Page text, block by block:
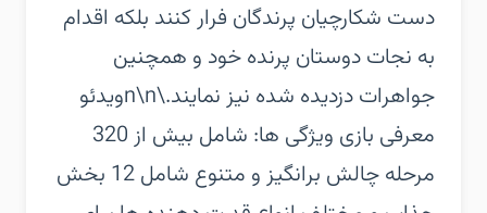
دست شکارچیان پرندگان فرار کنند بلکه اقدام
به نجات دوستان پرنده خود و همچنین
جواهرات دزدیده شده نیز نمایند.\n\nویدئو
معرفی بازی‏ ویژگی ها:‏ شامل بیش از 320
مرحله چالش برانگیز و متنوع‏ شامل 12 بخش